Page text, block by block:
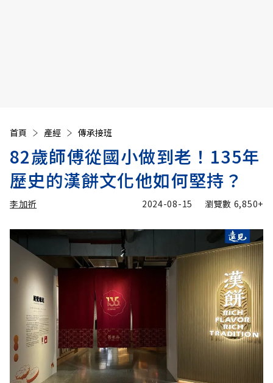
首頁 產經 傳承接班
82歲師傅從國小做到老！135年
歷史的漢餅文化他如何堅持？
李加祈 2024-08-15 瀏覽數 6,850+